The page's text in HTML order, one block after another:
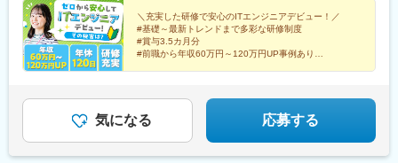
駅、馬出九大病院前駅、天神南駅、鴫野駅、東淀川駅、大江橋
駅、赤坂見附駅、麹町駅、平和島駅、呉服町駅(福岡県)、天王寺駅
前駅、長堀橋駅、なんば駅(南海線)、武蔵溝ノ口駅、下落合駅、末
広町駅(東京都)、中佐世保駅、五島町駅、北１２条駅、松風町駅、
広瀬通駅、東宿郷駅、東北沢駅、京成関屋駅、新宿三丁目駅、麻
海神駅、栄町駅(千葉県)、汐入駅、高島町駅、電鉄富山駅、七ツ屋
駅、第一通り駅、日吉町駅、駅前駅、名鉄名古屋駅、河内永和
駅、大阪梅田駅(阪神線)、東寺駅、阪神国道駅、西新町駅、高速神
府駅(大分県)、中津駅(大分県)、鹿児島駅、熊本駅、泉崎駅、中豊
駅、赤井駅、会津本郷駅、西若松駅、湯本駅、本八戸駅、筒井駅
(青森県)、浪岡駅、向山駅、三沢駅(青森県)、七戸十和田駅、黒石
駅(青森県)、苫米地駅、下田駅(青森県)、斗米駅、種市駅、金田一
温泉駅、平内駅、栄駅(愛知県)、堺駅、なかもず駅、本町駅、堺東
駅、新神戸駅、塚口駅(福知山線)、岡本駅(兵庫県)、京阪山科駅、
京都河原町駅、烏丸駅、桂駅、二条駅、赤坂駅(福岡県)、西鉄平尾
駅、六本松駅、吉塚駅、東比恵駅、薬院駅、高槻駅、京橋駅(大阪
府)、新大阪駅、淀屋橋駅、天満橋駅、岸和田駅、池田駅(大阪
尾駅、水島駅、通津駅、福山駅、岩国駅、可部駅、横川駅(広島
県)、東広島駅、山西駅、本町六丁目駅、金川駅、東野駅(京都
府)、東山・おかでんミュージアム駅、衣山駅、山麓駅(皿倉山)、
堺筋本町駅、鷹野橋駅、堺駅、比治山下駅、広域公園前駅、横川
一丁目駅、錦糸町駅、検見川浜駅、本町駅、津守駅、中野東駅、
六本木駅、伊予大洲駅、福駅、芦原橋駅、桃山駅、野田阪神駅、
東比恵駅、渡辺橋駅、淀屋橋駅、鶴崎駅、西小倉駅、二島駅、今
＼充実した研修で安心のITエンジニアデビュー！／
#基礎～最新トレンドまで多彩な研修制度
#賞与3.5カ月分
#前職から年収60万円～120万円UP事例あり
気になる 応募する